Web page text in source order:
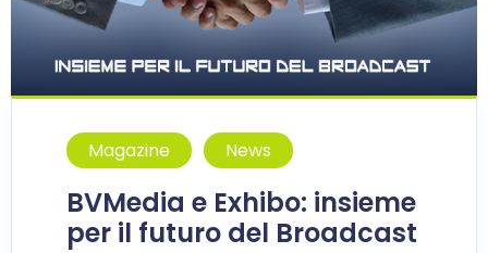
Magazine News
BVMedia e Exhibo: insieme
per il futuro del Broadcast